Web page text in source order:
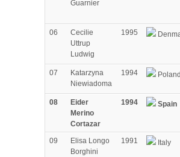
Guarnier
06
Cecilie
Uttrup
Ludwig
1995
07
Katarzyna
Niewiadoma
1994 Poland
08
Eider
Merino
Cortazar
1994 Spain
09
Elisa Longo
Borghini
1991 Italy